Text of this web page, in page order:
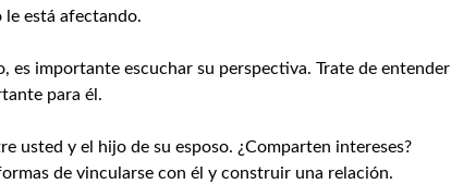
le está afectando.
es importante escuchar su perspectiva. Trate de entender
para él.
usted y el hijo de su esposo. ¿Comparten intereses?
de vincularse con él y construir una relación.